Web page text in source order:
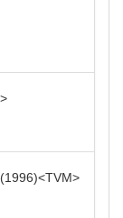
1996 TVM